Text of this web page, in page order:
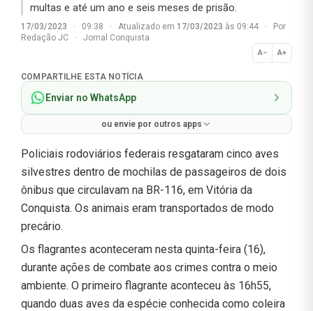
multas e até um ano e seis meses de prisão.
17/03/2023 · 09:38 · Atualizado em 17/03/2023 às 09:44 ·
Por
Redação JC
· Jornal Conquista
A− A+
Normal
COMPARTILHE ESTA NOTÍCIA
Enviar no WhatsApp
ou envie por outros apps
Policiais rodoviários federais resgataram cinco aves
silvestres dentro de mochilas de passageiros de dois
ônibus que circulavam na BR-116, em Vitória da
Conquista. Os animais eram transportados de modo
precário.
Os flagrantes aconteceram nesta quinta-feira (16),
durante ações de combate aos crimes contra o meio
ambiente. O primeiro flagrante aconteceu às 16h55,
quando duas aves da espécie conhecida como coleira